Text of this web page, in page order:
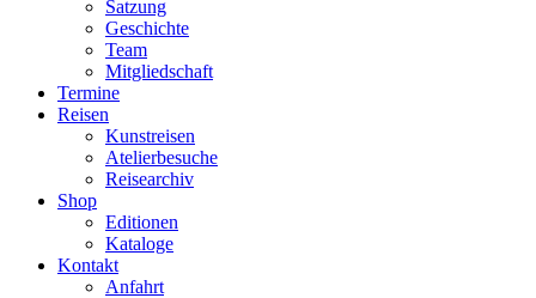
Satzung
Geschichte
Team
Mitgliedschaft
Termine
Reisen
Kunstreisen
Atelierbesuche
Reisearchiv
Shop
Editionen
Kataloge
Kontakt
Anfahrt